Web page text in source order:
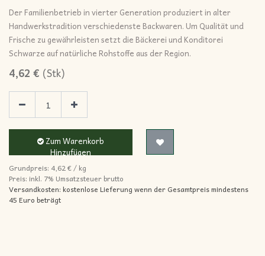
Der Familienbetrieb in vierter Generation produziert in alter
Handwerkstradition verschiedenste Backwaren. Um Qualität und
Frische zu gewährleisten setzt die Bäckerei und Konditorei
Schwarze auf natürliche Rohstoffe aus der Region.
4,62 € (Stk)
Zum Warenkorb
Hinzufügen
Grundpreis: 4,62€/ kg
Preis: inkl. 7% Umsatzsteuer brutto
Versandkosten: kostenlose Lieferung wenn der Gesamtpreis mindestens
45 Euro beträgt